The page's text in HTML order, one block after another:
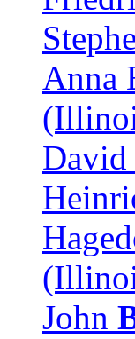
Anna
David
John